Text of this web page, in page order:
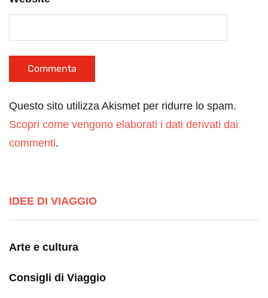
Questo sito utilizza Akismet per ridurre lo spam.
Scopri come vengono elaborati i dati derivati dai
commenti.
IDEE DI VIAGGIO
Arte e cultura
Consigli di Viaggio